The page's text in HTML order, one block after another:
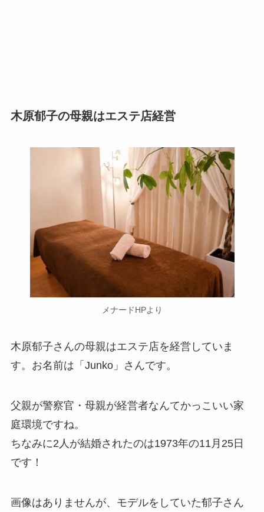
木原郁子の母親はエステ店経営
メナードHPより
木原郁子さんの母親はエステ店を経営していま
す。お名前は「Junko」さんです。
父親が警察官・母親が経営者なんてかっこいい家
庭環境ですね。
ちなみに2人が結婚されたのは1973年の11月25日
です！
画像はありませんが、モデルをしていた郁子さん